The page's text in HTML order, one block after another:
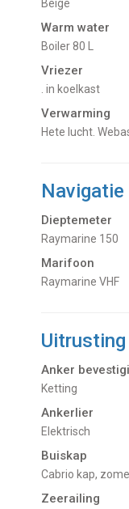
beige
Warm water
boiler 80 L
Vriezer
. in koelkast
Verwarming
hete lucht.
Dieptemeter
Raymarine 150
Marifoon
Raymarine VHF
Anker
Ketting
Ankerlier
Elektrisch
Buiskap
Cabrio kap,
Zeerailing